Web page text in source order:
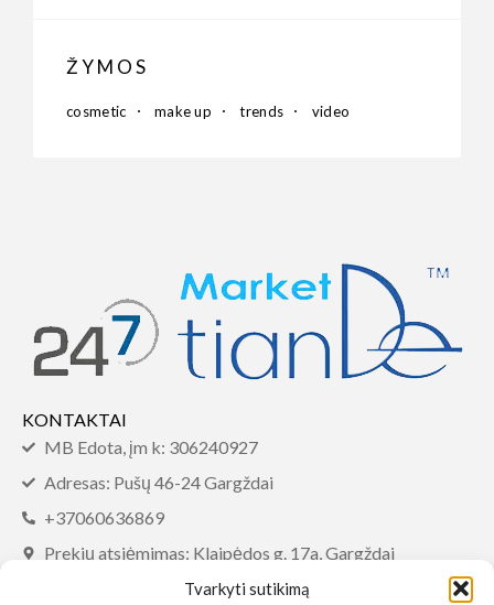
Tvarkyti sutikimą
ŽYMOS
cosmetic make up trends video
KONTAKTAI
MB Edota, įm k: 306240927
Adresas: Pušų 46-24 Gargždai
+37060636869
Prekių atsiėmimas: Klaipėdos g. 17a, Gargždai
info@tiandemarket.com